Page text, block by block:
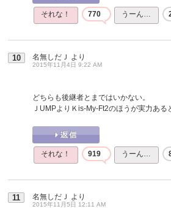
それな！ 770 うーん…
10 名無しだＪ より
2015年11月4日 9:22 AM
どちらも後継者とまではいかない。
ＪUMPよりＫis-My-Ft2のほうが実力ある
それな！ 919 うーん…
11 名無しだＪ より
2015年11月5日 12:11 AM